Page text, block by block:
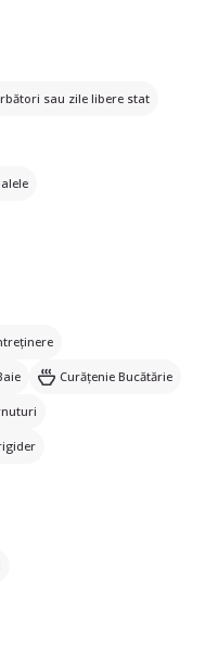
pot lucra în
birouri. Ofer servicii
Bucătari.
sau zile libere stat
Curățenie Bucătărie